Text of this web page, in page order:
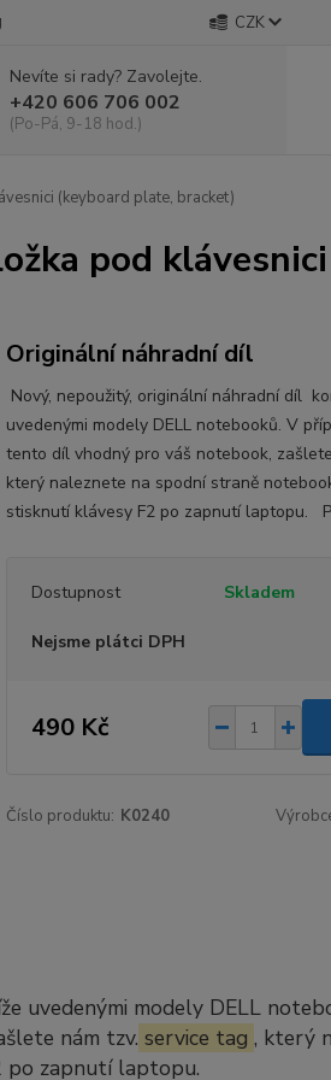
CZK
Nevíte si rady? Zavolejte.
+420 606 706 002
(Po-Pá, 9-18 hod.)
(keyboard plate, bracket)
pod
Originální náhradní díl
Nový, nepoužitý, originální náhradní díl
uvedenými modely DELL notebooků. V
tento díl vhodný pro váš notebook,
který naleznete na spodní straně
stisknutí klávesy F2 po zapnutí laptopu.
Dostupnost Skladem
Nejsme plátci DPH
490 Kč
Číslo produktu: K0240
uvedenými modely DELL
nám tzv. service tag , který
po zapnutí laptopu.